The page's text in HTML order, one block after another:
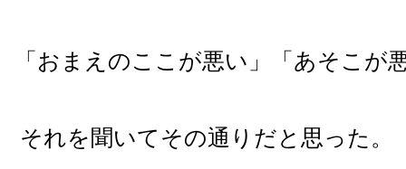
「おまえのここが悪い」「あそこが
それを聞いてその通りだと思った。